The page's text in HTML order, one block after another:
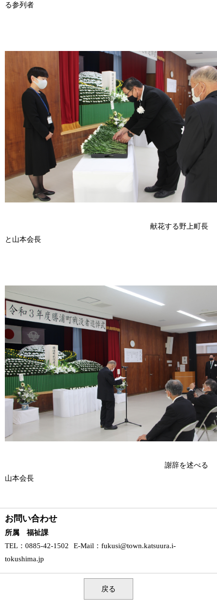
る参列者
献花する野上町長
と山本会長
謝辞を述べる
山本会長
お問い合わせ
所属 福祉課
TEL ：0885-42-1502 E-Mail ： fukusi@town.katsuura.i-
tokushima.jp
戻る